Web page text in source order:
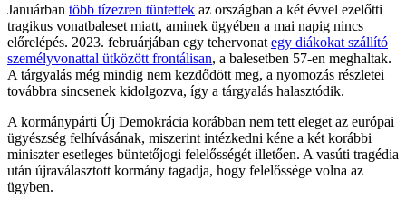
Januárban több tízezren tüntettek az országban a két évvel ezelőtti
tragikus vonatbaleset miatt, aminek ügyében a mai napig nincs
előrelépés. 2023. februárjában egy tehervonat egy diákokat szállító
személyvonattal ütközött frontálisan, a balesetben 57-en meghaltak.
A tárgyalás még mindig nem kezdődött meg, a nyomozás részletei
továbbra sincsenek kidolgozva, így a tárgyalás halasztódik.
A kormánypárti Új Demokrácia korábban nem tett eleget az európai
ügyészség felhívásának, miszerint intézkedni kéne a két korábbi
miniszter esetleges büntetőjogi felelősségét illetően. A vasúti tragédia
után újraválasztott kormány tagadja, hogy felelőssége volna az
ügyben.